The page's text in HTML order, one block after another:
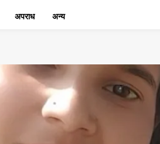
अपराध अन्य